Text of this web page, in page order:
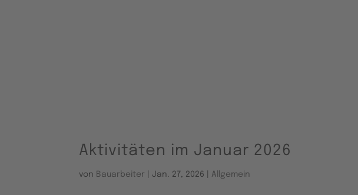
Aktivitäten im Januar 2026
von Bauarbeiter Jan. 27, 2026 Allgemein